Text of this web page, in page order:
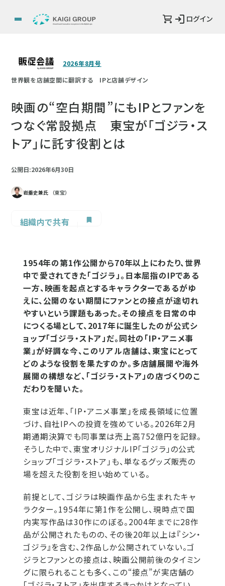
ログイン
2026年8月号
世界観を店舗空間に翻訳する IPと店舗デザイン
映画の“空白期間”にもIPとファンを
つなぐ常設拠点 東宝が「ゴジラ・ス
トア」に託す役割とは
公開日:2026年6月30日
岩垂史兼氏 （東宝）
組織内で共有
1954年の第1作公開から70年以上にわたり、世界
中で愛されてきた「ゴジラ」。日本屈指のIPである
一方、映画を起点とするキャラクターであるがゆ
えに、公開のない期間にファンとの接点が途切れ
やすいという課題もあった。その接点を日常の中
につくる場として、2017年に誕生したのが公式シ
ョップ「ゴジラ・ストア」だ。同社の「IP・アニメ事
業」が好調な今、このリアル店舗は、東宝にとって
どのような役割を果たすのか。多店舗展開や海外
展開の構想など、「ゴジラ・ストア」の店づくりのこ
だわりを聞いた。
東宝は近年、「IP・アニメ事業」を成長領域に位置
づけ、自社IPへの投資を強めている。2026年2月
期通期決算でも同事業は売上高752億円を記録。
そうした中で、東宝オリジナルIP「ゴジラ」の公式
ショップ「ゴジラ・ストア」も、単なるグッズ販売の
場を超えた役割を担い始めている。
前提として、ゴジラは映画作品から生まれたキャ
ラクター。1954年に第1作を公開し、現時点で国
内実写作品は30作にのぼる。2004年までに28作
品が公開されたものの、その後20年以上は『シン・
ゴジラ』を含む、2作品しか公開されていない。ゴ
ジラとファンとの接点は、映画公開前後のタイミン
グに限られることも多く、この“接点”が実店舗の